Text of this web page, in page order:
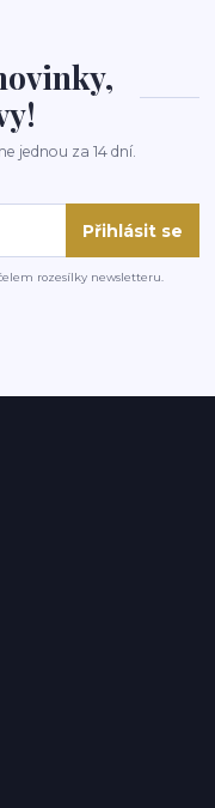
jednou za 14 dní.
Přihlásit se
rozesílky newsletteru.